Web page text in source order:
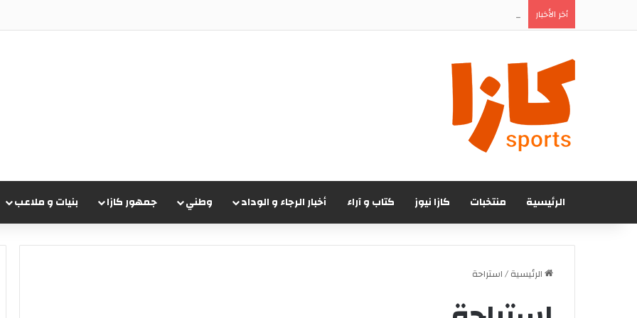
أخر الأخبار المغرب الفاسي يتعاقد رسميا مع المهاجم الجنوب إفريقي تشيجوفاتسو جون ماباسا
الرئيسية منتخبات كازا نيوز كتاب و آراء أخبار الرجاء و الوداد وطني جمهور كازا بنيات و ملاعب
الرئيسية/استراحة